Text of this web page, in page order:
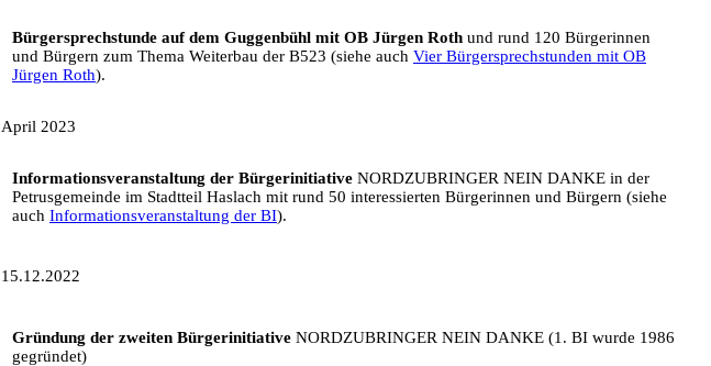
Bürgersprechstunde auf dem Guggenbühl mit OB Jürgen Roth und rund 120 Bürgerinnen
und Bürgern zum Thema Weiterbau der B523 (siehe auch Vier Bürgersprechstunden mit OB
Jürgen Roth).
April 2023
Informationsveranstaltung der Bürgerinitiative NORDZUBRINGER NEIN DANKE in der
Petrusgemeinde im Stadtteil Haslach mit rund 50 interessierten Bürgerinnen und Bürgern (siehe
auch Informationsveranstaltung der BI).
15.12.2022
Gründung der zweiten Bürgerinitiative NORDZUBRINGER NEIN DANKE (1. BI wurde 1986
gegründet)